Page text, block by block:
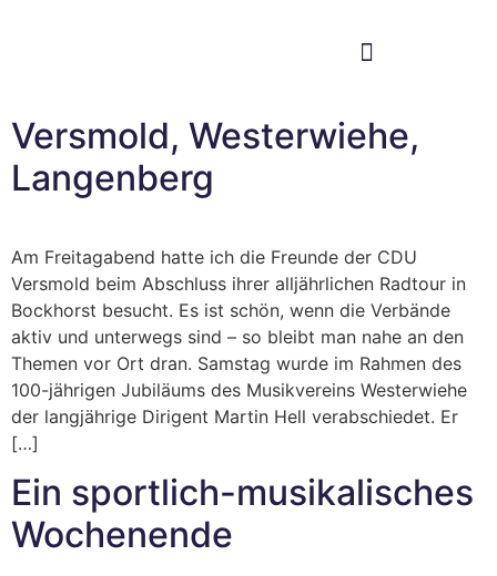
Versmold, Westerwiehe,
Langenberg
Am Freitagabend hatte ich die Freunde der CDU
Versmold beim Abschluss ihrer alljährlichen Radtour in
Bockhorst besucht. Es ist schön, wenn die Verbände
aktiv und unterwegs sind – so bleibt man nahe an den
Themen vor Ort dran. Samstag wurde im Rahmen des
100-jährigen Jubiläums des Musikvereins Westerwiehe
der langjährige Dirigent Martin Hell verabschiedet. Er
[…]
Ein sportlich-musikalisches
Wochenende